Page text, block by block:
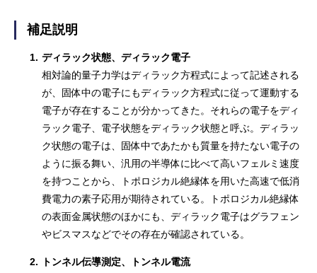
補足説明
1. ディラック状態、ディラック電子
相対論的量子力学はディラック方程式によって記述される
が、固体中の電子にもディラック方程式に従って運動する
電子が存在することが分かってきた。それらの電子をディ
ラック電子、電子状態をディラック状態と呼ぶ。ディラッ
ク状態の電子は、固体中であたかも質量を持たない電子の
ように振る舞い、汎用の半導体に比べて高いフェルミ速度
を持つことから、トポロジカル絶縁体を用いた高速で低消
費電力の素子応用が期待されている。トポロジカル絶縁体
の表面金属状態のほかにも、ディラック電子はグラフェン
やビスマスなどでその存在が確認されている。
2.
トンネル伝導測定、トンネル電流